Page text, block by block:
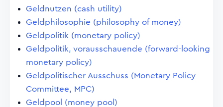
Geldnutzen (cash utility)
Geldphilosophie (philosophy of money)
Geldpolitik (monetary policy)
Geldpolitik, vorausschauende (forward-looking
monetary policy)
Geldpolitischer Ausschuss (Monetary Policy
Committee, MPC)
Geldpool (money pool)